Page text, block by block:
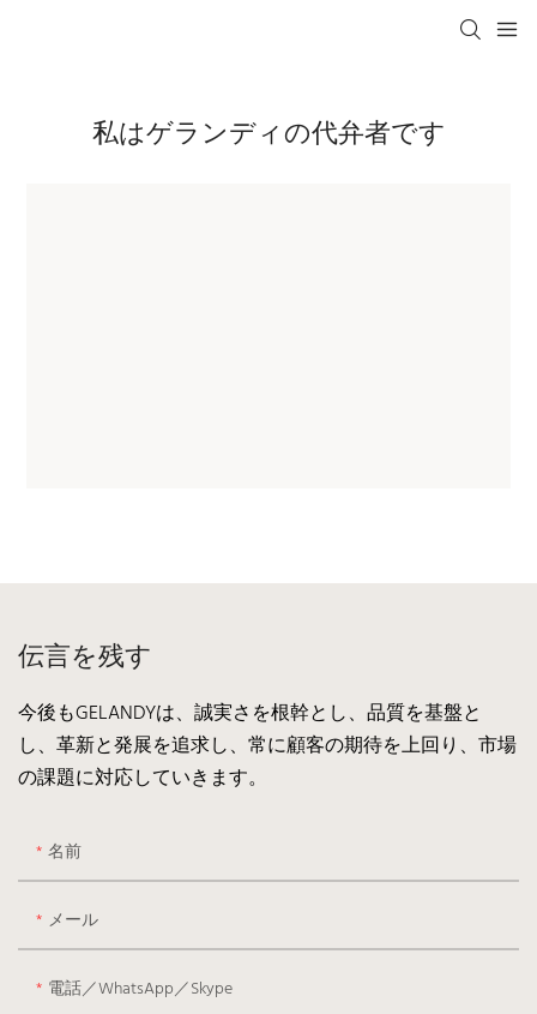
私はゲランディの代弁者です
伝言を残す
今後もGELANDYは、誠実さを根幹とし、品質を基盤と
し、革新と発展を追求し、常に顧客の期待を上回り、市場
の課題に対応していきます。
名前
メール
電話／WhatsApp／Skype